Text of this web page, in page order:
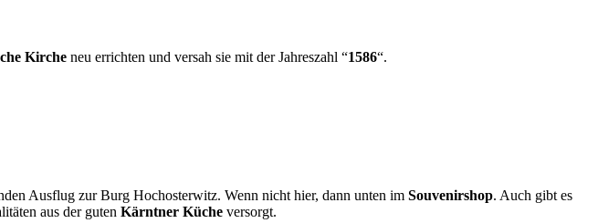
Kirche neu errichten und versah sie mit der Jahreszahl “1586“.
Ausflug zur Burg Hochosterwitz. Wenn nicht hier, dann unten im Souvenirshop. Auch gibt es
aus der guten Kärntner Küche versorgt.